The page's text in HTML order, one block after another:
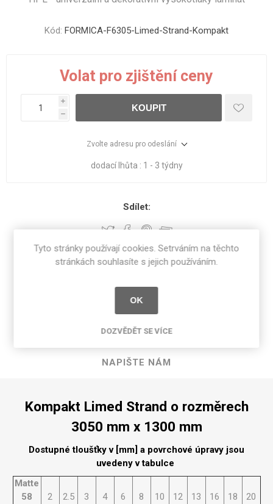
Kód: FORMICA-F6305-Limed-Strand-Kompakt
Volat pro zjištění ceny
i
h
KOUPIT
Zvolte adresu pro odeslání
dodací lhůta : 1 - 3 týdny
Sdílet:
SPECIFIKACE PRODUKTU
RECENZE
NAPIŠTE NÁM
Kompakt Limed Strand o rozměrech
3050 mm x 1300 mm
Dostupné tloušťky v [mm] a povrchové úpravy jsou
uvedeny v tabulce
Matte
58
2 2.5 3 4 6 8 10 12 13 16 18 20
Tyto stránky používají cookies. Setrváním na těchto
stránkách souhlasíte s jejich používáním.
OK
DOZVĚDĚT SE VÍCE